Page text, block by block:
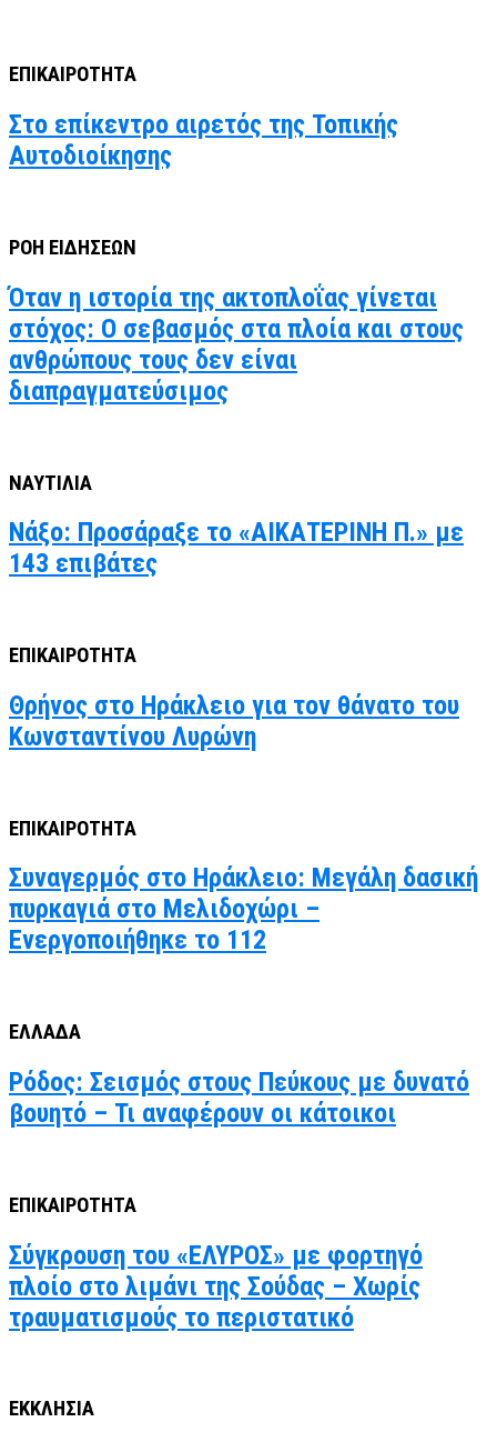
ΕΠΙΚΑΙΡΟΤΗΤΑ
Στο επίκεντρο αιρετός της Τοπικής
Αυτοδιοίκησης
ΡΟΗ ΕΙΔΗΣΕΩΝ
Όταν η ιστορία της ακτοπλοΐας γίνεται
στόχος: Ο σεβασμός στα πλοία και στους
ανθρώπους τους δεν είναι
διαπραγματεύσιμος
ΝΑΥΤΙΛΙΑ
Νάξο: Προσάραξε το «ΑΙΚΑΤΕΡΙΝΗ Π.» με
143 επιβάτες
ΕΠΙΚΑΙΡΟΤΗΤΑ
Θρήνος στο Ηράκλειο για τον θάνατο του
Κωνσταντίνου Λυρώνη
ΕΠΙΚΑΙΡΟΤΗΤΑ
Συναγερμός στο Ηράκλειο: Μεγάλη δασική
πυρκαγιά στο Μελιδοχώρι –
Ενεργοποιήθηκε το 112
ΕΛΛΑΔΑ
Ρόδος: Σεισμός στους Πεύκους με δυνατό
βουητό – Τι αναφέρουν οι κάτοικοι
ΕΠΙΚΑΙΡΟΤΗΤΑ
Σύγκρουση του «ΕΛΥΡΟΣ» με φορτηγό
πλοίο στο λιμάνι της Σούδας – Χωρίς
τραυματισμούς το περιστατικό
ΕΚΚΛΗΣΙΑ